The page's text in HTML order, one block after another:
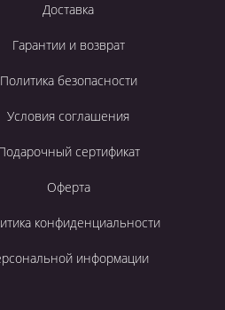
Доставка
Гарантии и возврат
Политика безопасности
Условия соглашения
сертификат
Оферта
конфиденциальности
информации